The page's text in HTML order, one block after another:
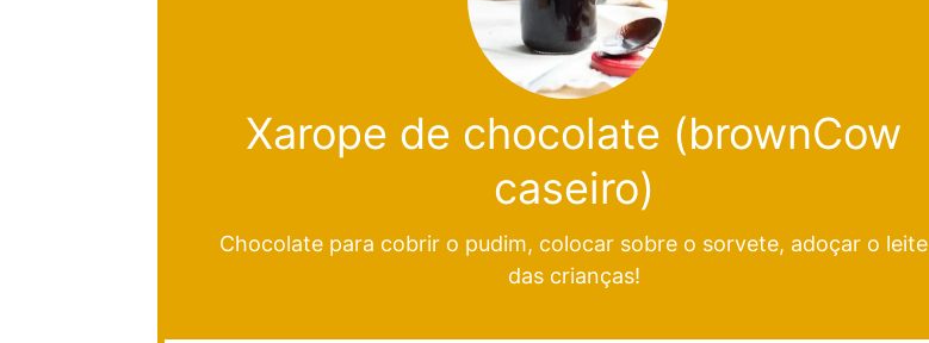
Xarope de chocolate (brownCow
caseiro)
Chocolate para cobrir o pudim, colocar sobre o sorvete, adoçar o leite
das crianças!